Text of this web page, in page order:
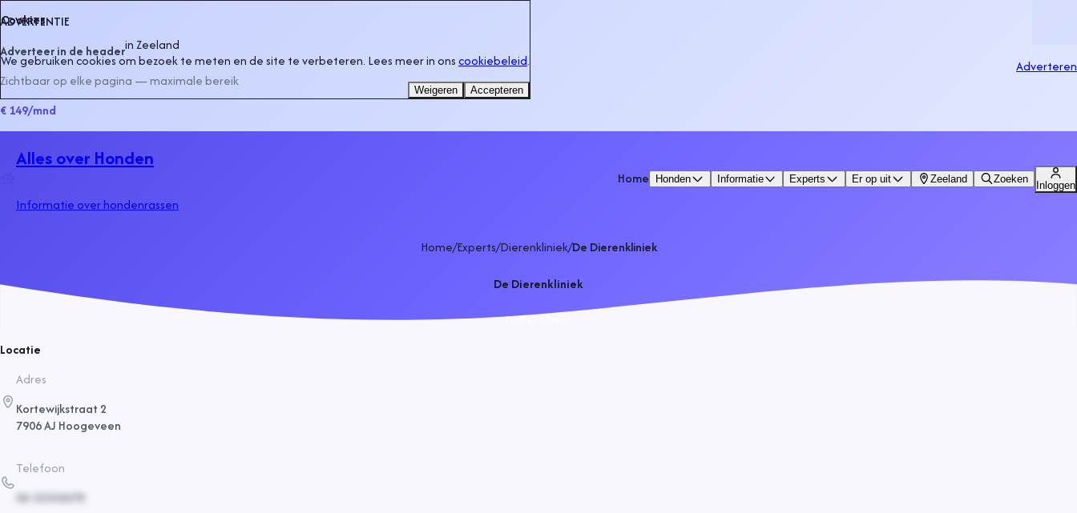
ADVERTENTIE
Adverteer in de headerinZeeland
Zichtbaar op elke pagina — maximale bereik
€ 149/mnd
Adverteren
Alles over Honden
Informatie over hondenrassen
Home Honden Informatie Experts Er op uit Zeeland Zoeken
Inloggen
Home/Experts/Dierenkliniek/De Dierenkliniek
De Dierenkliniek
Dierenkliniek
Locatie
Adres
Kortewijkstraat 2
7906 AJ Hoogeveen
Telefoon
06-12345678
Cookies
We gebruiken cookies om bezoek te meten en de site te verbeteren. Lees meer in onscookiebeleid.
Weigeren Accepteren